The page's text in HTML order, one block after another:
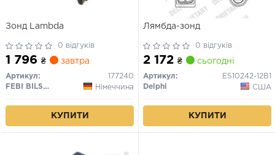
Зонд Lambda
0 відгуків
1 796 ₴ завтра
Артикул:
177240
FEBI BILSTEIN
Німеччина
КУПИТИ
Лямбда-зонд
0 відгуків
2 172 ₴ сьогодні
Артикул:
ES10242-12B1
Delphi
США
КУПИТИ